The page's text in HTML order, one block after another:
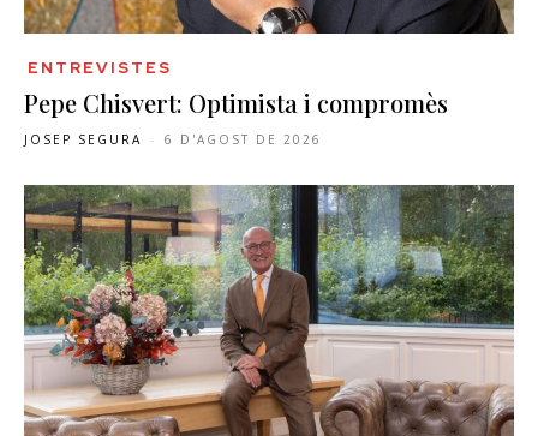
ENTREVISTES
Pepe Chisvert: Optimista i compromès
JOSEP SEGURA - 6 D'AGOST DE 2026